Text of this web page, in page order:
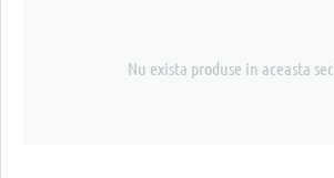
Nu exista produse in aceasta